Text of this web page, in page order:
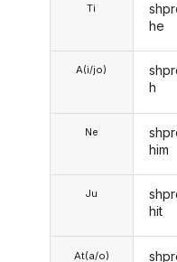
Ti
A(i/jo)
Ne
Ju
At(a/o)
he
h
him
hit